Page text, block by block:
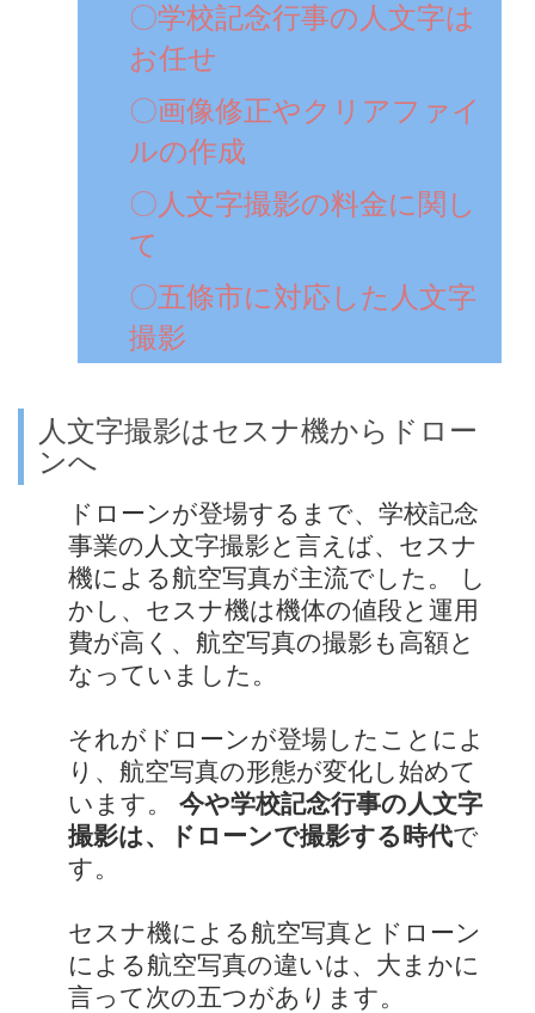
〇学校記念行事の人文字は
お任せ
〇画像修正やクリアファイ
ルの作成
〇人文字撮影の料金に関し
て
〇五條市に対応した人文字
撮影
人文字撮影はセスナ機からドロー
ンへ
ドローンが登場するまで、学校記念
事業の人文字撮影と言えば、セスナ
機による航空写真が主流でした。 し
かし、セスナ機は機体の値段と運用
費が高く、航空写真の撮影も高額と
なっていました。
それがドローンが登場したことによ
り、航空写真の形態が変化し始めて
います。 今や学校記念行事の人文字
撮影は、ドローンで撮影する時代で
す。
セスナ機による航空写真とドローン
による航空写真の違いは、大まかに
言って次の五つがあります。